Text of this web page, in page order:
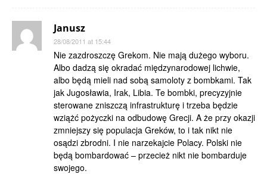
Janusz
28/08/2011 at 15:44
Nie zazdroszczę Grekom. Nie mają dużego wyboru.
Albo dadzą się okradać międzynarodowej lichwie,
albo będą mieli nad sobą samoloty z bombkami. Tak
jak Jugosławia, Irak, Libia. Te bombki, precyzyjnie
sterowane zniszczą infrastrukturę i trzeba będzie
wziążć pożyczki na odbudowę Grecji. A że przy okazji
zmniejszy się populacja Greków, to i tak nikt nie
osądzi zbrodni. I nie narzekajcie Polacy. Polski nie
będą bombardować – przecież nikt nie bombarduje
swojego.